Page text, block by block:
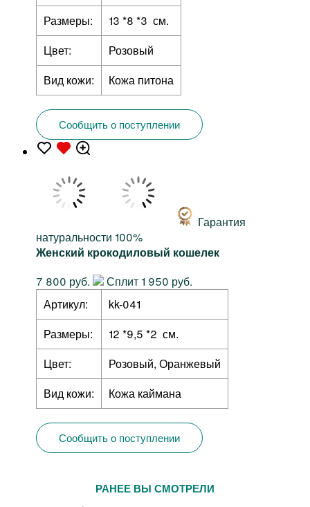
Размеры:
13 *8 *3 см.
Цвет:
Розовый
Вид кожи:
Кожа питона
Сообщить о поступлении
Гарантия
натуральности 100%
Женский крокодиловый кошелек
7 800 руб.
Сплит 1 950 руб.
Артикул:
kk-041
Размеры:
12 *9,5 *2 см.
Цвет:
Розовый, Оранжевый
Вид кожи:
Кожа каймана
Сообщить о поступлении
РАНЕЕ ВЫ СМОТРЕЛИ